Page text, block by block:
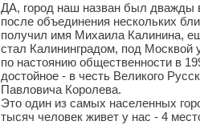
ДА, город наш назван был дважды
после объединения нескольких
получил имя Михаила Калинина,
стал Калининградом, под Москвой
по настоянию общественности в
достойное - в честь Великого
Павловича Королева.
Это один из самых населенных
тысяч человек живет у нас - 4